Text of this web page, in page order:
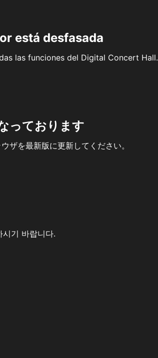
está desfasada
las funciones del Digital Concert Hall.
っております
ザを最新版に更新してください。
기 바랍니다.